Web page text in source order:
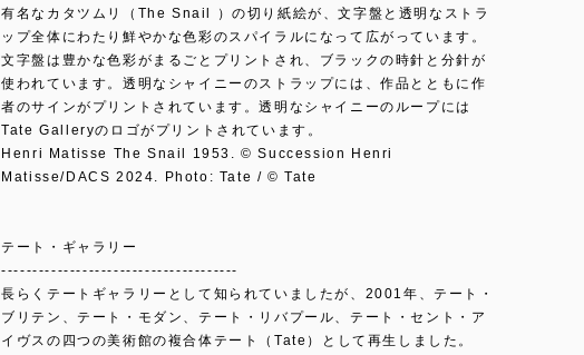
有名なカタツムリ（The Snail ）の切り紙絵が、文字盤と透明なストラ
ップ全体にわたり鮮やかな色彩のスパイラルになって広がっています。
文字盤は豊かな色彩がまるごとプリントされ、ブラックの時針と分針が
使われています。透明なシャイニーのストラップには、作品とともに作
者のサインがプリントされています。透明なシャイニーのループには
Tate Galleryのロゴがプリントされています。
Henri Matisse The Snail 1953. © Succession Henri
Matisse/DACS 2024. Photo: Tate / © Tate
テート・ギャラリー
--------------------------------------
長らくテートギャラリーとして知られていましたが、2001年、テート・
ブリテン、テート・モダン、テート・リバプール、テート・セント・ア
イヴスの四つの美術館の複合体テート（Tate）として再生しました。